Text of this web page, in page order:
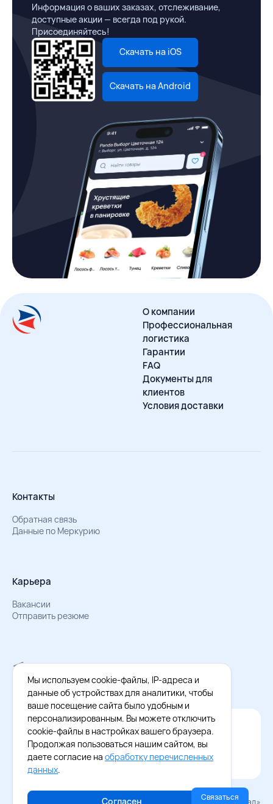
Информация о ваших заказах, отслеживание,
доступные акции — всегда под рукой.
Присоединяйтесь!
Скачать на iOS
Скачать на Android
О компании
Профессиональная
логистика
Гарантии
FAQ
Документы для
клиентов
Условия доставки
Контакты
Обратная связь
Данные по Меркурию
Карьера
Вакансии
Отправить резюме
Мы в Телеграм
Документы об обработке персональных данных
Охрана труда – результаты СОУТ
Официальное приложение Восток - Запад
Cкачайте бесплатное приложение
© 2026 «Восток–Запад»
Связаться
Мы используем cookie-файлы, IP-адреса и
данные об устройствах для аналитики, чтобы
ваше посещение сайта было удобным и
персонализированным. Вы можете отключить
cookie-файлы в настройках вашего браузера.
Продолжая пользоваться нашим сайтом, вы
даете согласие на обработку перечисленных
данных.
Согласен